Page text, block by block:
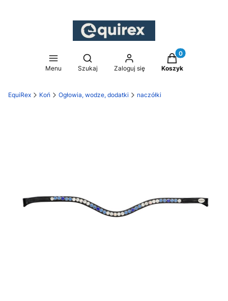
Menu
Otwórz wyszukiwarkę
Szukaj Zaloguj się
Produkty w
Koszyk
EquiRex Koń Ogłowia, wodze, dodatki naczółki